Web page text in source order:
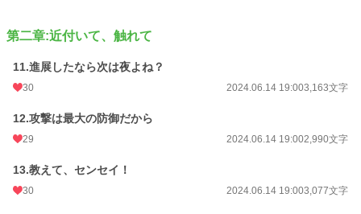
第二章:近付いて、触れて
11.進展したなら次は夜よね？
30 2024.06.14 19:003,163文字
12.攻撃は最大の防御だから
29 2024.06.14 19:002,990文字
13.教えて、センセイ！
30 2024.06.14 19:003,077文字